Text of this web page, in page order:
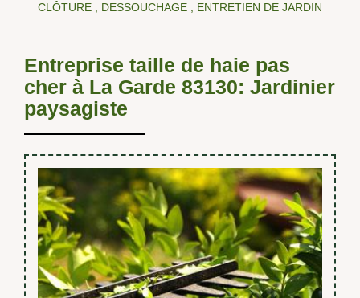
CLÔTURE , DESSOUCHAGE , ENTRETIEN DE JARDIN
Entreprise taille de haie pas
cher à La Garde 83130: Jardinier
paysagiste